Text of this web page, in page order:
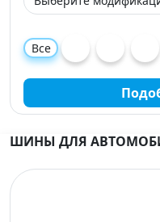
Все
ШИНЫ ДЛЯ